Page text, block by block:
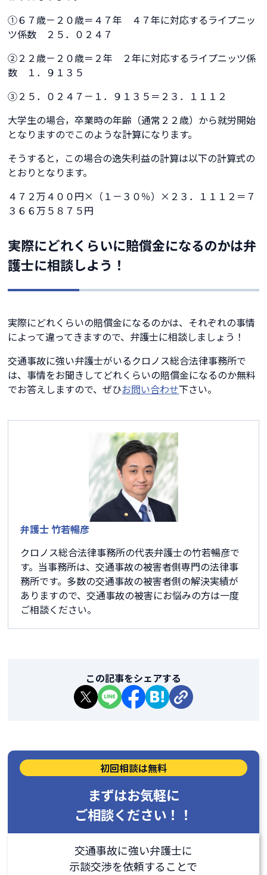
①６７歳－２０歳＝４７年 ４７年に対応するライプニッ
ツ係数 ２５．０２４７
②２２歳－２０歳＝２年 ２年に対応するライプニッツ係
数 １．９１３５
③２５．０２４７－１．９１３５＝２３．１１１２
大学生の場合，卒業時の年齢（通常２２歳）から就労開始
となりますのでこのような計算になります。
そうすると，この場合の逸失利益の計算は以下の計算式の
とおりとなります。
４７２万４００円×（１－３０％）×２３．１１１２＝７
３６６万５８７５円
実際にどれくらいに賠償金になるのかは弁
護士に相談しよう！
実際にどれくらいの賠償金になるのかは、それぞれの事情
によって違ってきますので、弁護士に相談しましょう！
交通事故に強い弁護士がいるクロノス総合法律事務所で
は、事情をお聞きしてどれくらいの賠償金になるのか無料
でお答えしますので、ぜひお問い合わせ下さい。
弁護士 竹若暢彦
クロノス総合法律事務所の代表弁護士の竹若暢彦で
す。当事務所は、交通事故の被害者側専門の法律事
務所です。多数の交通事故の被害者側の解決実績が
ありますので、交通事故の被害にお悩みの方は一度
ご相談ください。
この記事をシェアする
初回相談は無料
まずはお気軽に
ご相談ください！！
交通事故に強い弁護士に
示談交渉を依頼することで